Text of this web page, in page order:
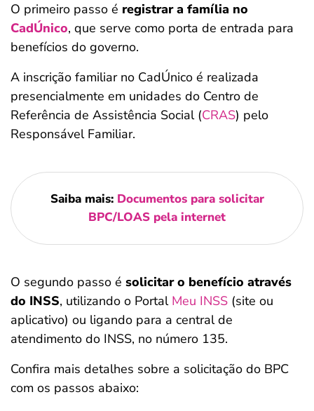
O primeiro passo é registrar a família no
CadÚnico, que serve como porta de entrada para
benefícios do governo.
A inscrição familiar no CadÚnico é realizada
presencialmente em unidades do Centro de
Referência de Assistência Social (CRAS) pelo
Responsável Familiar.
Saiba mais: Documentos para solicitar
BPC/LOAS pela internet
O segundo passo é solicitar o benefício através
do INSS, utilizando o Portal Meu INSS (site ou
aplicativo) ou ligando para a central de
atendimento do INSS, no número 135.
Confira mais detalhes sobre a solicitação do BPC
com os passos abaixo: